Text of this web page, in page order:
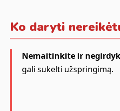
Ko daryti
Nemaitinkite ir
gali sukelti užspringimą.